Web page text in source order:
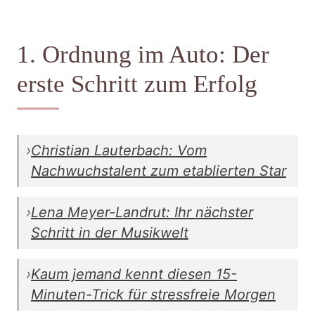
1. Ordnung im Auto: Der
erste Schritt zum Erfolg
›Christian Lauterbach: Vom
Nachwuchstalent zum etablierten Star
›Lena Meyer-Landrut: Ihr nächster
Schritt in der Musikwelt
›Kaum jemand kennt diesen 15-
Minuten-Trick für stressfreie Morgen